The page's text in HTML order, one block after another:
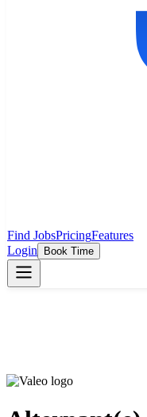
Find JobsPricingFeatures
Login
Book Time